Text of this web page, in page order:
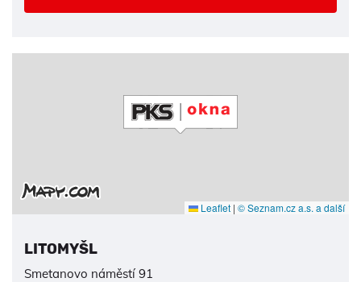
Leaflet | © Seznam.cz a.s. a další
LITOMYŠL
Smetanovo náměstí 91